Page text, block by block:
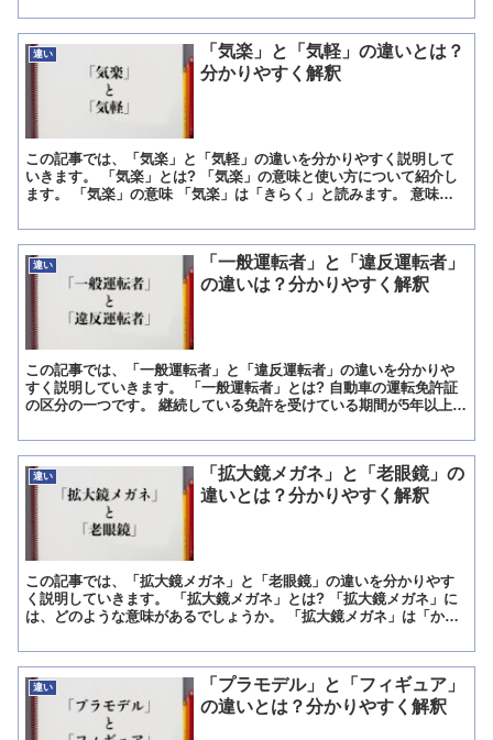
違い
「気楽」と「気軽」の違いとは？
分かりやすく解釈
この記事では、「気楽」と「気軽」の違いを分かりやすく説明して
いきます。 「気楽」とは? 「気楽」の意味と使い方について紹介し
ます。 「気楽」の意味 「気楽」は「きらく」と読みます。 意味は
違い
「一般運転者」と「違反運転者」
の違いは？分かりやすく解釈
この記事では、「一般運転者」と「違反運転者」の違いを分かりや
すく説明していきます。 「一般運転者」とは? 自動車の運転免許証
の区分の一つです。 継続している免許を受けている期間が5年以上
違い
「拡大鏡メガネ」と「老眼鏡」の
違いとは？分かりやすく解釈
この記事では、「拡大鏡メガネ」と「老眼鏡」の違いを分かりやす
く説明していきます。 「拡大鏡メガネ」とは? 「拡大鏡メガネ」に
は、どのような意味があるでしょうか。 「拡大鏡メガネ」は「かく
違い
「プラモデル」と「フィギュア」
の違いとは？分かりやすく解釈